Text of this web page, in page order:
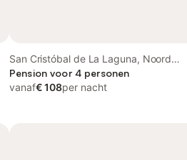
San Cristóbal de La Laguna, Noord
Tenerife
Pension voor 4 personen
vanaf€ 108per nacht